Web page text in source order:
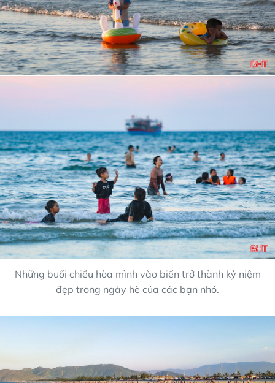
Những buổi chiều hòa mình vào biển trở thành kỷ niệm
đẹp trong ngày hè của các bạn nhỏ.